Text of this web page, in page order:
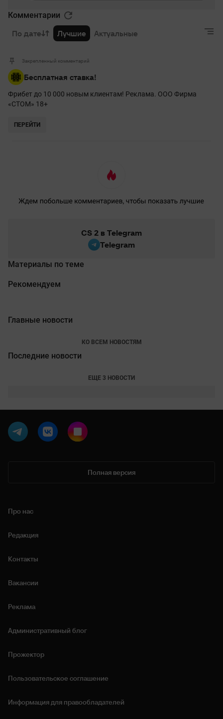
Комментарии
По дате Лучшие Актуальные
Закрепленный комментарий
Бесплатная ставка!
Фрибет до 10 000 новым клиентам! Реклама. ООО Фирма
«СТОМ» 18+
ПЕРЕЙТИ
CS 2 в Telegram
Telegram
Материалы по теме
Рекомендуем
Главные новости
КО ВСЕМ НОВОСТЯМ
Последние новости
ЕЩЕ 3 НОВОСТИ
Полная версия
Про нас
Редакция
Контакты
Вакансии
Реклама
Административный блог
Прожектор
Пользовательское соглашение
Информация для правообладателей